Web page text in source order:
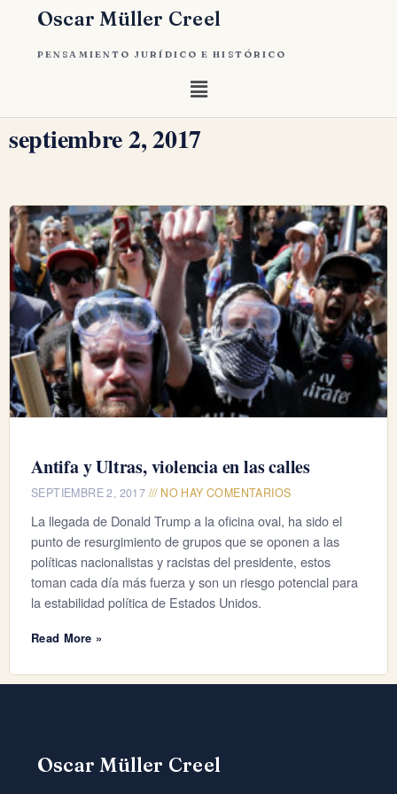
Oscar Müller Creel
PENSAMIENTO JURÍDICO E HISTÓRICO
septiembre 2, 2017
Antifa y Ultras, violencia en las calles
SEPTIEMBRE 2, 2017 NO HAY COMENTARIOS
La llegada de Donald Trump a la oficina oval, ha sido el
punto de resurgimiento de grupos que se oponen a las
políticas nacionalistas y racistas del presidente, estos
toman cada día más fuerza y son un riesgo potencial para
la estabilidad política de Estados Unidos.
Read More »
Oscar Müller Creel